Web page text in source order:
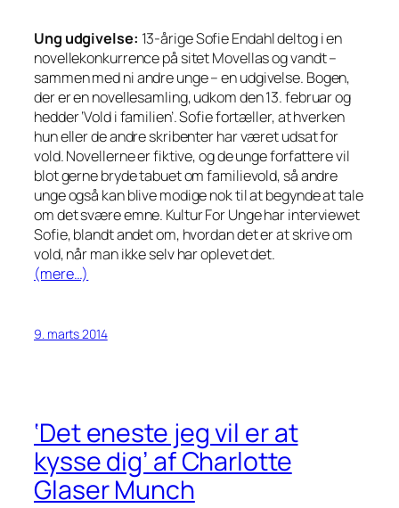
Ung udgivelse: 13-årige Sofie Endahl deltog i en
novellekonkurrence på sitet Movellas og vandt –
sammen med ni andre unge – en udgivelse. Bogen,
der er en novellesamling, udkom den 13. februar og
hedder ‘Vold i familien’. Sofie fortæller, at hverken
hun eller de andre skribenter har været udsat for
vold. Novellerne er fiktive, og de unge forfattere vil
blot gerne bryde tabuet om familievold, så andre
unge også kan blive modige nok til at begynde at tale
om det svære emne. Kultur For Unge har interviewet
Sofie, blandt andet om, hvordan det er at skrive om
vold, når man ikke selv har oplevet det.
(mere…)
9. marts 2014
‘Det eneste jeg vil er at
kysse dig’ af Charlotte
Glaser Munch